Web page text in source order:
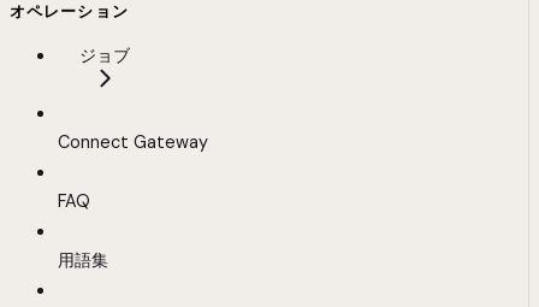
オペレーション
ジョブ
Connect Gateway
FAQ
用語集